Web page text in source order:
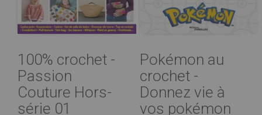
100% crochet -
Passion
Couture Hors-
série 01
Pokémon au
crochet -
Donnez vie à
vos pokémon